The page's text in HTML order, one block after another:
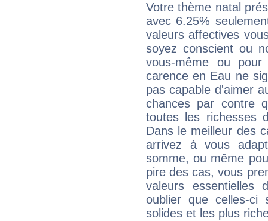
Votre thème natal
avec 6.25%
valeurs affectives
soyez conscient ou
vous-même ou
carence en Eau ne
pas capable d'aimer
chances par contre
toutes les richesses
Dans le meilleur des
arrivez à vous
somme, ou même
pire des cas, vous
valeurs
oublier que celles-
solides et les plus